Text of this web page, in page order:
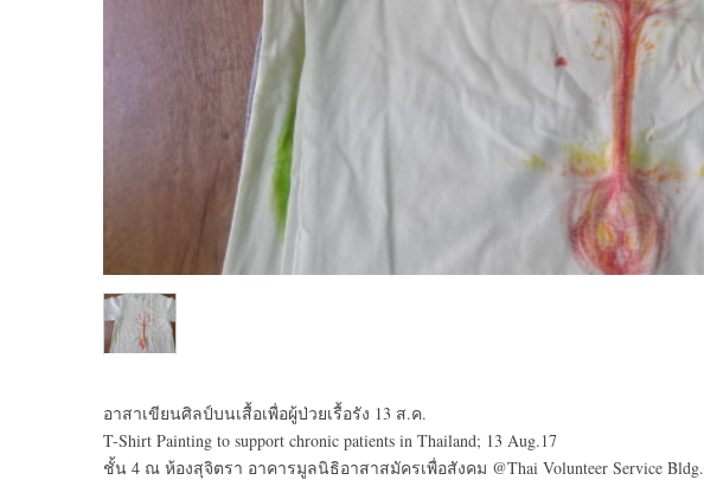
อาสาเขียนศิลป์บนเสื้อเพื่อผู้ป่วยเรื้อรัง 13 ส.ค.
T-Shirt Painting to support chronic patients in Thailand; 13 Aug.17
ชั้น 4 ณ ห้องสุจิตรา อาคารมูลนิธิอาสาสมัครเพื่อสังคม @Thai Volunteer Service Bldg.